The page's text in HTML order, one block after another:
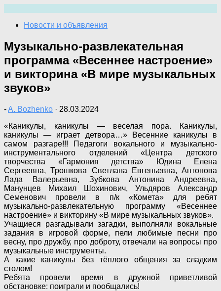
содержимому
Новости и объявления
Музыкально-развлекательная
программа «Весеннее настроение»
и викторина «В мире музыкальных
звуков»
-A. Bozhenko · 28.03.2024
«Каникулы, каникулы — веселая пора. Каникулы,
каникулы — играет детвора…» Весенние каникулы в
самом разгаре!!! Педагоги вокального и музыкально-
инструментального отделений «Центра детского
творчества «Гармония детства» Юдина Елена
Сергеевна, Трошкова Светлана Евгеньевна, Антонова
Лада Валерьевна, Зубкова Антонина Андреевна,
Манунцев Михаил Шохинович, Ульдяров Александр
Семенович провели в п/к «Комета» для ребят
музыкально-развлекательную программу «Весеннее
настроение» и викторину «В мире музыкальных звуков».
Учащиеся разгадывали загадки, выполняли вокальные
задания в игровой форме, пели любимые песни про
весну, про дружбу, про доброту, отвечали на вопросы про
музыкальные инструменты.
А какие каникулы без тёплого общения за сладким
столом!
Ребята провели время в дружной приветливой
обстановке: поиграли и пообщались!